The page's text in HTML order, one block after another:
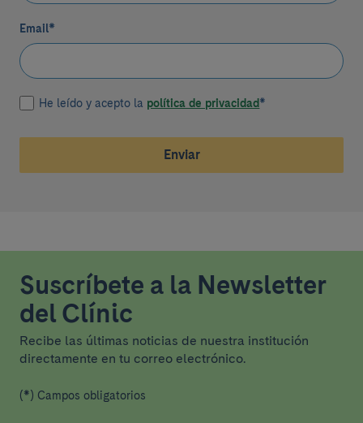
Email*
He leído y acepto la política de privacidad*
Enviar
Suscríbete a la Newsletter
del Clínic
Recibe las últimas noticias de nuestra institución
directamente en tu correo electrónico.
(*) Campos obligatorios